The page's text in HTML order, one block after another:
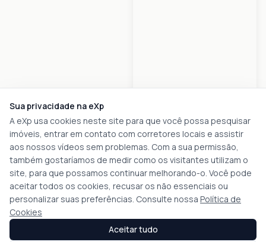
Sua privacidade na eXp
A eXp usa cookies neste site para que você possa pesquisar
imóveis, entrar em contato com corretores locais e assistir
aos nossos vídeos sem problemas. Com a sua permissão,
também gostaríamos de medir como os visitantes utilizam o
site, para que possamos continuar melhorando-o. Você pode
aceitar todos os cookies, recusar os não essenciais ou
personalizar suas preferências. Consulte nossa Política de
Cookies
Aceitar tudo